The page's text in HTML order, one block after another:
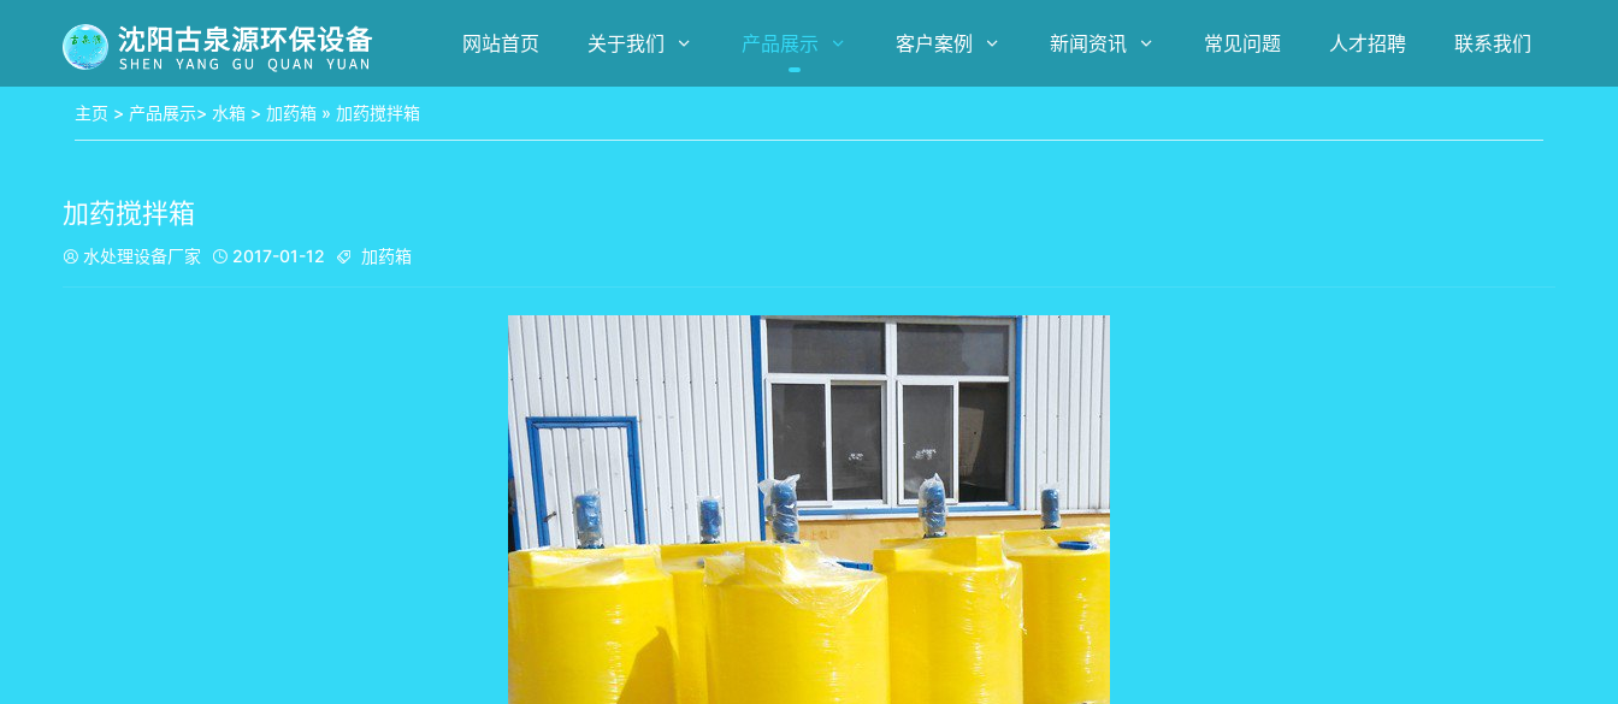
网站首页 关于我们  产品展示  客户案例  新闻资讯  常见问题 人才招聘 联系我们
主页 > 产品展示> 水箱 > 加药箱 » 加药搅拌箱
加药搅拌箱
 水处理设备厂家  2017-01-12  加药箱